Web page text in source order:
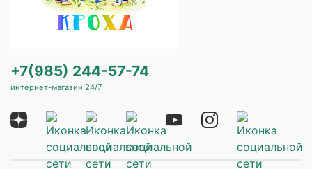
+7(985) 244-57-74
интернет-магазин 24/7